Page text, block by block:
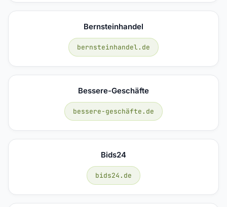
Bernsteinhandel
bernsteinhandel.de
Bessere-Geschäfte
bessere-geschäfte.de
Bids24
bids24.de